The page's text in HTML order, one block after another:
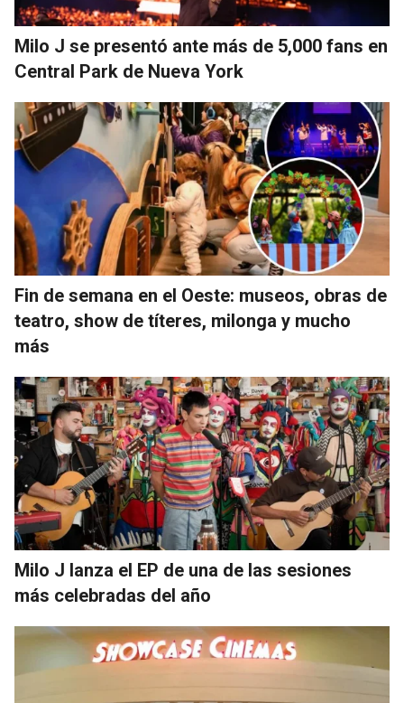
Milo J se presentó ante más de 5,000 fans en
Central Park de Nueva York
Fin de semana en el Oeste: museos, obras de
teatro, show de títeres, milonga y mucho
más
Milo J lanza el EP de una de las sesiones
más celebradas del año